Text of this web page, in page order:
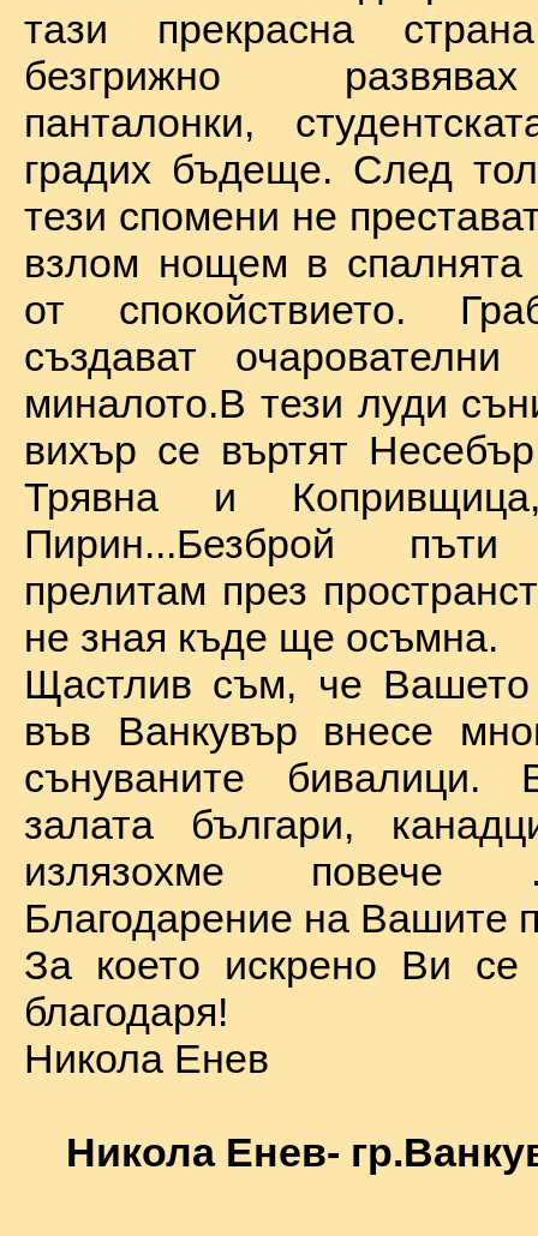
тази прекрасна
безгрижно
панталонки,
градих бъдеще. След
тези спомени не
взлом нощем в спалнята
от спокойствието.
създават
миналото.В тези луди
вихър се въртят
Трявна и
Пирин...Безброй
прелитам през
не зная къде ще осъмна.
Щастлив съм, че Вашето
във Ванкувър внесе
сънуваните бивалици.
залата българи,
излязохме
Благодарение на Вашите
За което искрено Ви се
благодаря!
Никола Енев
Никола Енев-